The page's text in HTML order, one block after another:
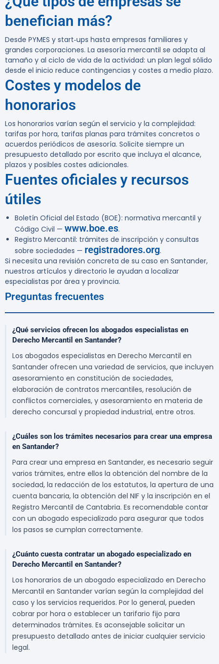
benefician más?
Desde PYMES y start‑ups hasta empresas familiares y
grandes corporaciones. La asesoría mercantil se adapta al
tamaño y al ciclo de vida de la actividad: un plan legal sólido
desde el inicio reduce contingencias y costes a medio plazo.
Costes y modelos de
honorarios
Los honorarios varían según el servicio y la complejidad:
tarifas por hora, tarifas planas para trámites concretos o
acuerdos periódicos de asesoría. Solicite siempre un
presupuesto detallado por escrito que incluya el alcance,
plazos y posibles costes adicionales.
Fuentes oficiales y recursos
útiles
Boletín Oficial del Estado (BOE): normativa mercantil y
Código Civil — www.boe.es.
Registro Mercantil: trámites de inscripción y consultas
sobre sociedades — registradores.org.
Si necesita una revisión concreta de su caso en Santander,
nuestros artículos y directorio le ayudan a localizar
especialistas por área y provincia.
Preguntas frecuentes
¿Qué servicios ofrecen los abogados especialistas en
Derecho Mercantil en Santander?
Los abogados especialistas en Derecho Mercantil en
Santander ofrecen una variedad de servicios, que incluyen
asesoramiento en constitución de sociedades,
elaboración de contratos mercantiles, resolución de
conflictos comerciales, y asesoramiento en materia de
derecho concursal y propiedad industrial, entre otros.
¿Cuáles son los trámites necesarios para crear una empresa
en Santander?
Para crear una empresa en Santander, es necesario seguir
varios trámites, entre ellos la obtención del nombre de la
sociedad, la redacción de los estatutos, la apertura de una
cuenta bancaria, la obtención del NIF y la inscripción en el
Registro Mercantil de Cantabria. Es recomendable contar
con un abogado especializado para asegurar que todos
los pasos se cumplan correctamente.
¿Cuánto cuesta contratar un abogado especializado en
Derecho Mercantil en Santander?
Los honorarios de un abogado especializado en Derecho
Mercantil en Santander varían según la complejidad del
caso y los servicios requeridos. Por lo general, pueden
cobrar por hora o establecer un tarifario fijo para
determinados trámites. Es aconsejable solicitar un
presupuesto detallado antes de iniciar cualquier servicio
legal.